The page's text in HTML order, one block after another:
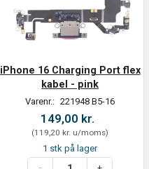
iPhone 16 Charging Port flex
kabel - pink
Varenr.: 221948 B5-16
149,00 kr.
(119,20 kr. u/moms)
1 stk på lager